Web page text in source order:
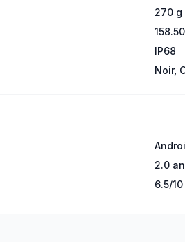
270 g
IP68
Noir,
2.0
6.5/10